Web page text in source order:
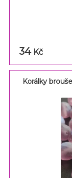
34 Kč
Korálky